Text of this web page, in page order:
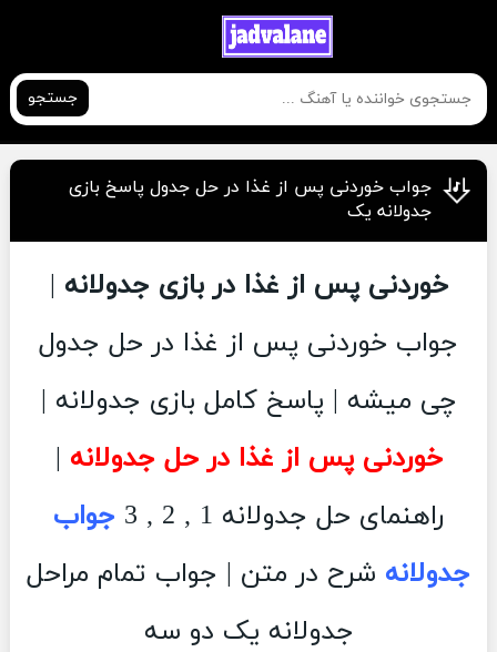
جستجو
جواب خوردنی پس از غذا در حل جدول پاسخ بازی
جدولانه یک
خوردنی پس از غذا در بازی جدولانه |
جواب خوردنی پس از غذا در حل جدول
چی میشه | پاسخ کامل بازی جدولانه |
خوردنی پس از غذا در حل جدولانه |
راهنمای حل جدولانه 1 , 2 , 3
جواب
جدولانه شرح در متن | جواب تمام مراحل
جدولانه یک دو سه